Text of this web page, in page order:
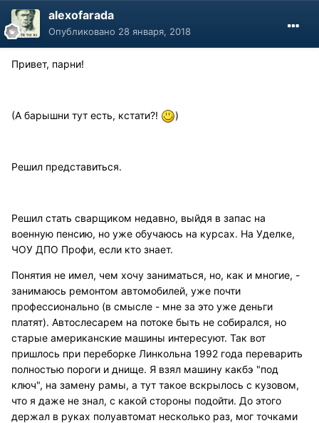
alexofarada
Опубликовано 28 января, 2018
Привет, парни!
(А барышни тут есть, кстати?! )
Решил представиться.
Решил стать сварщиком недавно, выйдя в запас на
военную пенсию, но уже обучаюсь на курсах. На Уделке,
ЧОУ ДПО Профи, если кто знает.
Понятия не имел, чем хочу заниматься, но, как и многие, -
занимаюсь ремонтом автомобилей, уже почти
профессионально (в смысле - мне за это уже деньги
платят). Автослесарем на потоке быть не собирался, но
старые американские машины интересуют. Так вот
пришлось при переборке Линкольна 1992 года переварить
полностью пороги и днище. Я взял машину какбэ "под
ключ", на замену рамы, а тут такое вскрылось с кузовом,
что я даже не знал, с какой стороны подойти. До этого
держал в руках полуавтомат несколько раз, мог точками